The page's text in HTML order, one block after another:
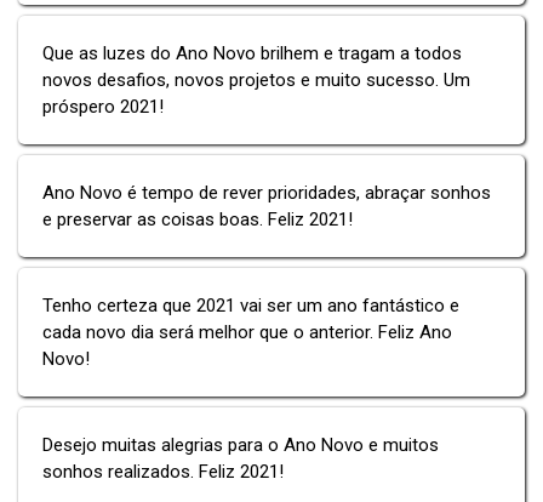
Que as luzes do Ano Novo brilhem e tragam a todos
novos desafios, novos projetos e muito sucesso. Um
próspero 2021!
Ano Novo é tempo de rever prioridades, abraçar sonhos
e preservar as coisas boas. Feliz 2021!
Tenho certeza que 2021 vai ser um ano fantástico e
cada novo dia será melhor que o anterior. Feliz Ano
Novo!
Desejo muitas alegrias para o Ano Novo e muitos
sonhos realizados. Feliz 2021!